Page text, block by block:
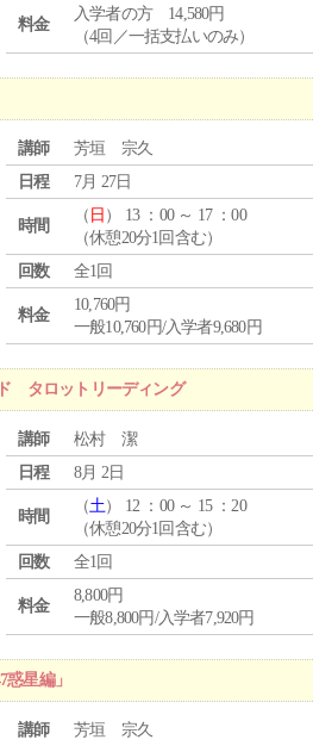
料金
入学者の方 14,580円
（4回／一括支払いのみ）
講師
芳垣 宗久
日程
7月 27日
時間
（ 日 ） 13 ：00 ～ 17 ：00
（休憩20分1回含む）
回数
全1回
料金
10,760円
一般10,760円/入学者9,680円
タロットリーディング
講師
松村 潔
日程
8月 2日
時間
（土） 12 ：00 ～ 15 ：20
（休憩20分1回含む）
回数
全1回
料金
8,800円
一般8,800円/入学者7,920円
星編」
講師 芳垣 宗久